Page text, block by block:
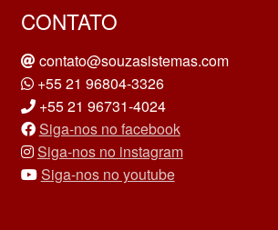
CONTATO
contato@souzasistemas.com
+55 21 96804-3326
+55 21 96731-4024
Siga-nos no facebook
Siga-nos no instagram
Siga-nos no youtube